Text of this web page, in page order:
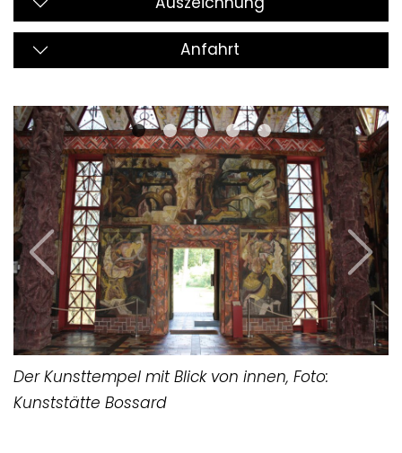
Der Kunsttempel mit Blick von innen, Foto:
Kunststätte Bossard
Previous Next
Anfahrt